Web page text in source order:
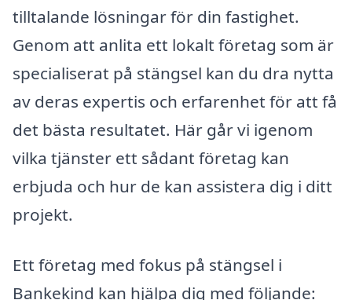
tilltalande lösningar för din fastighet.
Genom att anlita ett lokalt företag som är
specialiserat på stängsel kan du dra nytta
av deras expertis och erfarenhet för att få
det bästa resultatet. Här går vi igenom
vilka tjänster ett sådant företag kan
erbjuda och hur de kan assistera dig i ditt
projekt.
Ett företag med fokus på stängsel i
Bankekind kan hjälpa dig med följande: